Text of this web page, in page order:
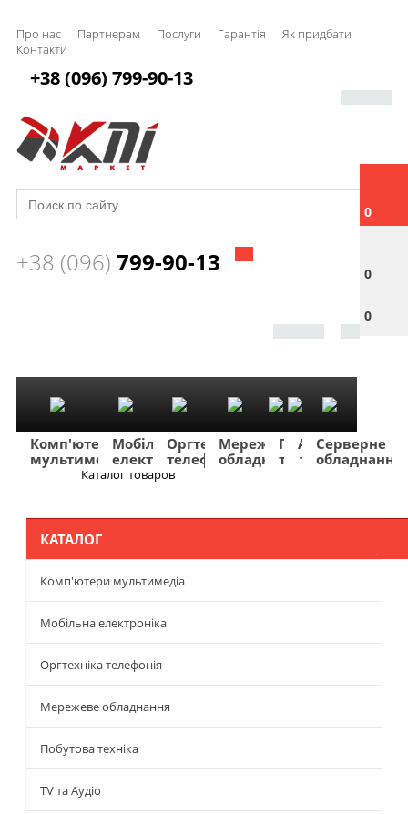
Про нас Партнерам Послуги Гарантія
Як придбати
Контакти
0
0
0
+38 (096) 799-90-13
+38 (096) 799-90-13
Комп'ютери
мультимедіа
Мобільна
електроніка
Оргтехніка
телефонія
Мережеве
обладнання
Побутова
техніка
TV
та
Фото
та
Авто
та
Серверне
обладнання
Каталог товаров
КАТАЛОГ
Комп'ютери мультимедіа
Мобільна електроніка
Оргтехніка телефонія
Мережеве обладнання
Побутова техніка
TV та Аудіо